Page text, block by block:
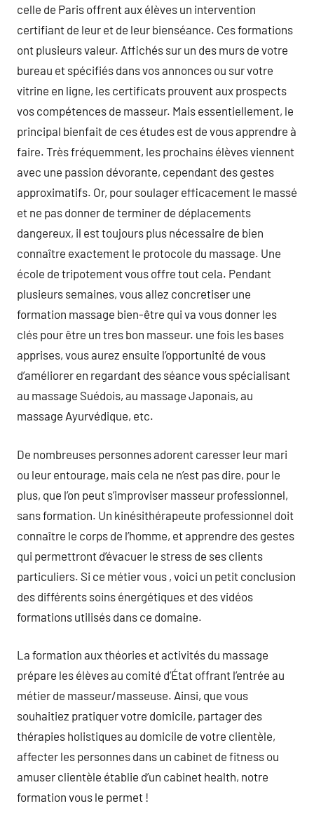
celle de Paris offrent aux élèves un intervention
certifiant de leur et de leur bienséance. Ces formations
ont plusieurs valeur. Affichés sur un des murs de votre
bureau et spécifiés dans vos annonces ou sur votre
vitrine en ligne, les certificats prouvent aux prospects
vos compétences de masseur. Mais essentiellement, le
principal bienfait de ces études est de vous apprendre à
faire. Très fréquemment, les prochains élèves viennent
avec une passion dévorante, cependant des gestes
approximatifs. Or, pour soulager efficacement le massé
et ne pas donner de terminer de déplacements
dangereux, il est toujours plus nécessaire de bien
connaître exactement le protocole du massage. Une
école de tripotement vous offre tout cela. Pendant
plusieurs semaines, vous allez concretiser une
formation massage bien-être qui va vous donner les
clés pour être un tres bon masseur. une fois les bases
apprises, vous aurez ensuite l’opportunité de vous
d’améliorer en regardant des séance vous spécialisant
au massage Suédois, au massage Japonais, au
massage Ayurvédique, etc.
De nombreuses personnes adorent caresser leur mari
ou leur entourage, mais cela ne n’est pas dire, pour le
plus, que l’on peut s’improviser masseur professionnel,
sans formation. Un kinésithérapeute professionnel doit
connaître le corps de l’homme, et apprendre des gestes
qui permettront d’évacuer le stress de ses clients
particuliers. Si ce métier vous , voici un petit conclusion
des différents soins énergétiques et des vidéos
formations utilisés dans ce domaine.
La formation aux théories et activités du massage
prépare les élèves au comité d’État offrant l’entrée au
métier de masseur/masseuse. Ainsi, que vous
souhaitiez pratiquer votre domicile, partager des
thérapies holistiques au domicile de votre clientèle,
affecter les personnes dans un cabinet de fitness ou
amuser clientèle établie d’un cabinet health, notre
formation vous le permet !